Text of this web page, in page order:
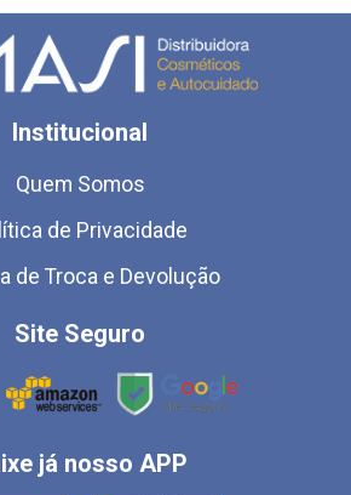
Institucional
Quem Somos
de Privacidade
de Troca e Devolução
Site Seguro
já nosso APP